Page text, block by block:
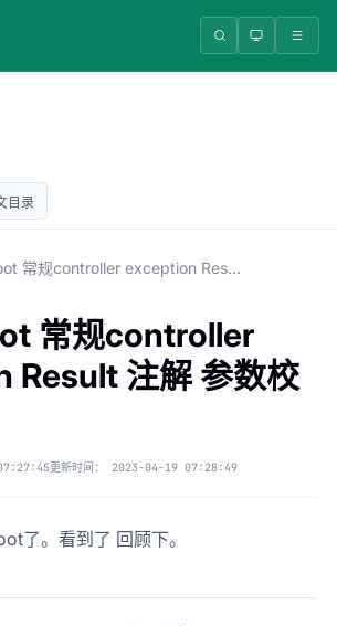
目录
springboot 常规controller exception Result 注解 参数校验
常规controller
Result 注解 参数校
更新时间： 2023-04-19 07:28:49
了。看到了 回顾下。